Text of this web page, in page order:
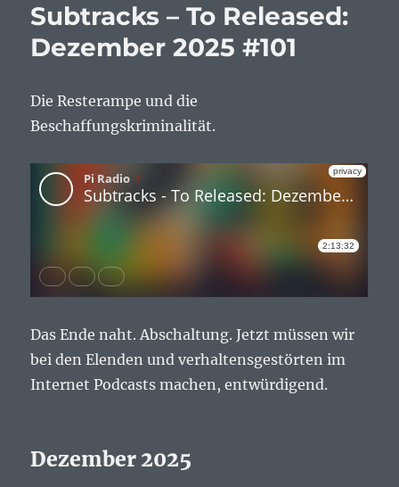
Subtracks – To Released:
Dezember 2025 #101
Die Resterampe und die
Beschaffungskriminalität.
Das Ende naht. Abschaltung. Jetzt müssen wir
bei den Elenden und verhaltensgestörten im
Internet Podcasts machen, entwürdigend.
Dezember 2025